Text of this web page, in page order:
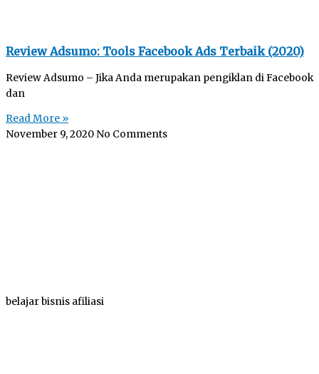
Review Adsumo: Tools Facebook Ads Terbaik (2020)
Review Adsumo – Jika Anda merupakan pengiklan di Facebook
dan
Read More »
November 9, 2020 No Comments
belajar bisnis afiliasi